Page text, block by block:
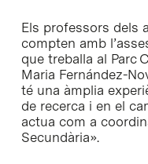
Els professors dels
compten amb
que treballa al Parc
Maria Fernández-
té una àmplia
de recerca i en el
actua com a
Secundària».